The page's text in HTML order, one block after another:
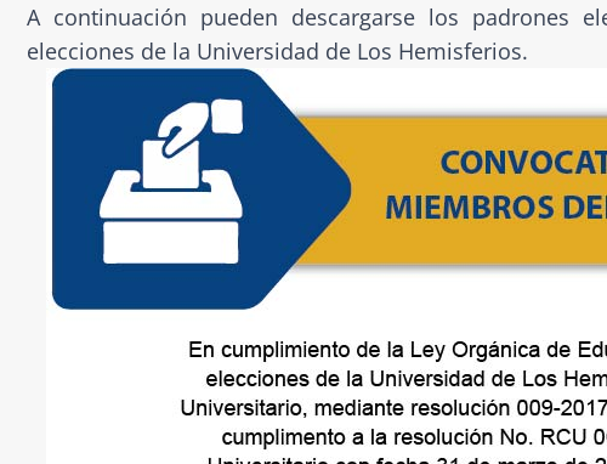
A continuación pueden descargarse los padrones
elecciones de la Universidad de Los Hemisferios.